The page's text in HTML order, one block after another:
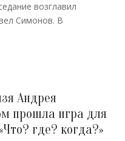
возглавил
Симонов. В
Андрея
прошла игра для
где? когда?»